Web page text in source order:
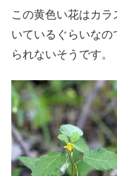
この黄色い花はカ
いているぐらいな
られないそうです。